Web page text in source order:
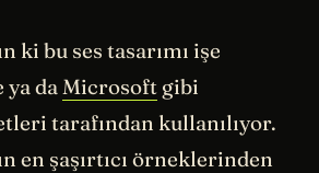
ki bu ses tasarımı işe
ya da Microsoft gibi
tarafından kullanılıyor.
en şaşırtıcı örneklerinden